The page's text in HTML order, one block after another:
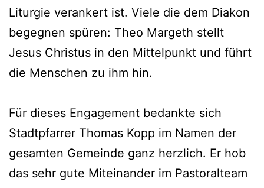
Liturgie verankert ist. Viele die dem Diakon
begegnen spüren: Theo Margeth stellt
Jesus Christus in den Mittelpunkt und führt
die Menschen zu ihm hin.
Für dieses Engagement bedankte sich
Stadtpfarrer Thomas Kopp im Namen der
gesamten Gemeinde ganz herzlich. Er hob
das sehr gute Miteinander im Pastoralteam